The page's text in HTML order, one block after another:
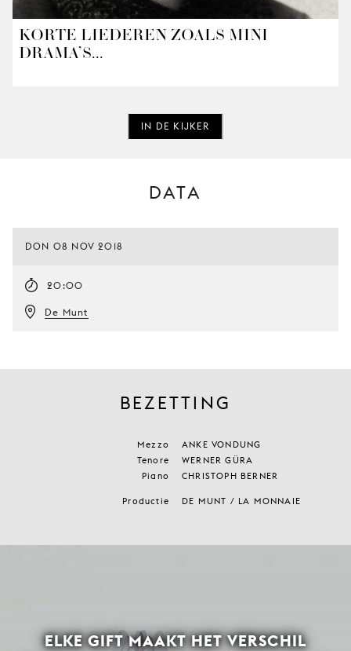
KORTE LIEDEREN ZOALS MINI-
DRAMA’S...
IN DE KIJKER
DATA
DON 08 NOV 2018
20:00
De Munt
BEZETTING
Mezzo
ANKE VONDUNG
Tenore
WERNER GÜRA
Piano
CHRISTOPH BERNER
Productie DE MUNT / LA MONNAIE
ELKE GIFT MAAKT HET VERSCHIL